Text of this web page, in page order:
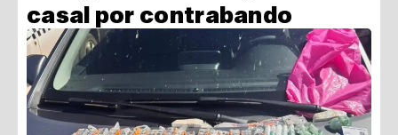
casal por contrabando